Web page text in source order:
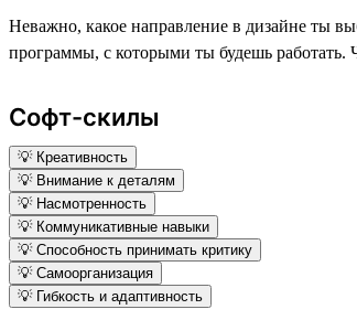
Неважно, какое направление в дизайне ты
программы, с которыми ты будешь работать.
Софт-скилы
💡 Креативность
💡 Внимание к деталям
💡 Насмотренность
💡 Коммуникативные навыки
💡 Способность принимать критику
💡 Самоорганизация
💡 Гибкость и адаптивность